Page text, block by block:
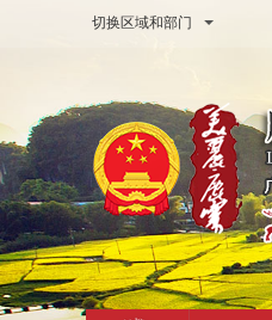
切换区域和部门